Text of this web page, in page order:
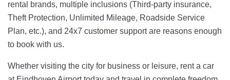
rental brands, multiple inclusions (Third-party insurance,
Theft Protection, Unlimited Mileage, Roadside Service
Plan, etc.), and 24x7 customer support are reasons enough
to book with us.
Whether visiting the city for business or leisure, rent a car